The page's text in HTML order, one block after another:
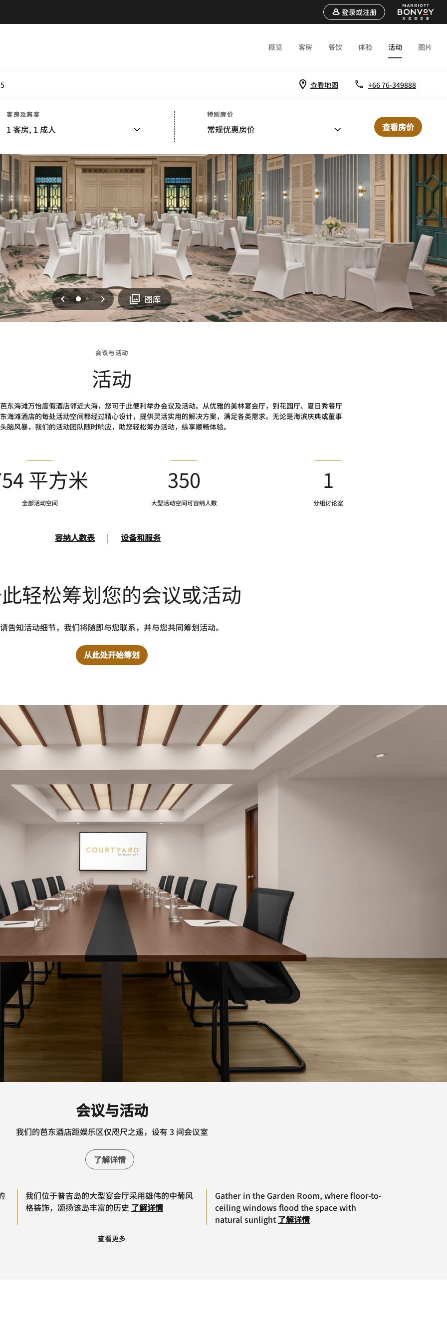
登录或注册
概览 客房 餐饮 体验 活动 图片
查看地图 +66 76-349888
客房及宾客
1 客房, 1 成人
特别房价
常规优惠房价 查看房价
上一页
01 下一页 图库
会议与活动
活动
东海滩万怡度假酒店邻近大海，您可于此便利举办会议及活动。从优雅的美林宴会厅，到花园厅、夏日秀餐厅
海滩酒店的每处活动空间都经过精心设计，提供灵活实用的解决方案，满足各类需求。无论是海滨庆典或董事
脑风暴，我们的活动团队随时响应，助您轻松筹办活动，纵享顺畅体验。
平方米
全部活动空间
350
大型活动空间可容纳人数
1
分组讨论室
容纳人数表 | 设备和服务
轻松筹划您的会议或活动
请告知活动细节，我们将随即与您联系，并与您共同筹划活动。
从此处开始筹划
会议与活动
我们的芭东酒店距娱乐区仅咫尺之遥，设有 3 间会议室
了解详情
我们位于普吉岛的大型宴会厅采用雄伟的中葡风
格装饰，颂扬该岛丰富的历史 了解详情
Gather in the Garden Room, where floor-to-
ceiling windows flood the space with
natural sunlight 了解详情
查看更多